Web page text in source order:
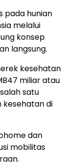
pada hunian
melalui
konsep
langsung.
kesehatan
miliar atau
satu
kesehatan di
dan
mobilitas